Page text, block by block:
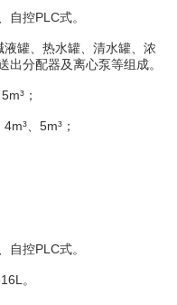
控PLC式。
罐、热水罐、清水罐、浓
出分配器及离心泵等组成。
；
、5m³；
控PLC式。
。